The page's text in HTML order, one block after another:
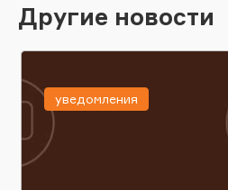
Другие новости
уведомления